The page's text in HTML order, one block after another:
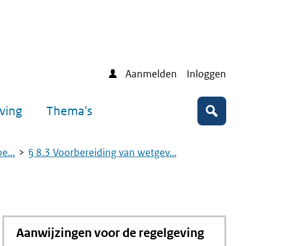
Aanmelden Inloggen
Thema's Zoeken
§ 8.3 Voorbereiding van wetgev...
Aanwijzingen voor de regelgeving